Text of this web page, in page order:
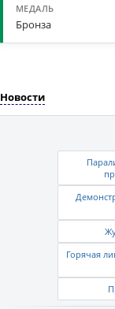
Бронза
Новости
Горячая